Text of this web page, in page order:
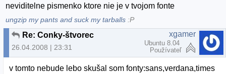
neviditelne pismenko ktore nie je v tvojom fonte
ungzip my pants and suck my tarballs :P
Re: Conky-štvorec
26.04.2008 | 23:31
xgamer
Ubuntu 8.04
Používateľ
v tomto nebude lebo skušal som fonty:sans,verdana,times